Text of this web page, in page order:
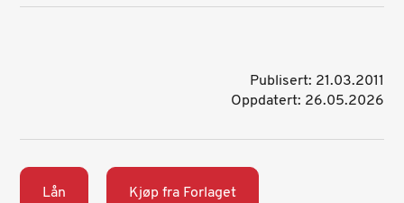
Publisert: 21.03.2011
Oppdatert: 26.05.2026
Lån Kjøp fra Forlaget